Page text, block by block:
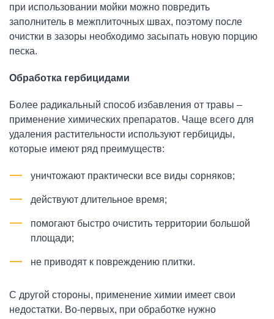
при использовании мойки можно повредить
заполнитель в межплиточных швах, поэтому после
очистки в зазоры необходимо засыпать новую порцию
песка.
Обработка гербицидами
Более радикальный способ избавления от травы –
применение химических препаратов. Чаще всего для
удаления растительности используют гербициды,
которые имеют ряд преимуществ:
уничтожают практически все виды сорняков;
действуют длительное время;
помогают быстро очистить территории большой
площади;
не приводят к повреждению плитки.
С другой стороны, применение химии имеет свои
недостатки. Во-первых, при обработке нужно